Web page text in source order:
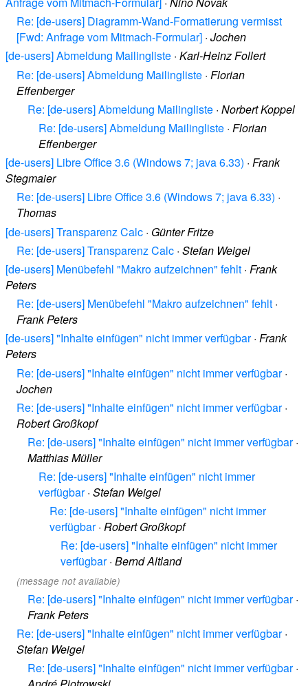
Re: [de-users] Diagramm-Wand-Formatierung vermisst
[Fwd: Anfrage vom Mitmach-Formular] · Jochen
[de-users] Abmeldung Mailingliste · Karl-Heinz Follert
Re: [de-users] Abmeldung Mailingliste · Florian
Effenberger
Re: [de-users] Abmeldung Mailingliste · Norbert Koppel
Re: [de-users] Abmeldung Mailingliste · Florian
Effenberger
[de-users] Libre Office 3.6 (Windows 7; java 6.33) · Frank
Stegmaier
Re: [de-users] Libre Office 3.6 (Windows 7; java 6.33) ·
Thomas
[de-users] Transparenz Calc · Günter Fritze
Re: [de-users] Transparenz Calc · Stefan Weigel
[de-users] Menübefehl "Makro aufzeichnen" fehlt · Frank
Peters
Re: [de-users] Menübefehl "Makro aufzeichnen" fehlt ·
Frank Peters
[de-users] "Inhalte einfügen" nicht immer verfügbar· Frank
Peters
Re: [de-users] "Inhalte einfügen" nicht immer verfügbar·
Jochen
Re: [de-users] "Inhalte einfügen" nicht immer verfügbar·
Robert Großkopf
Re: [de-users] "Inhalte einfügen" nicht immer verfügbar·
Matthias Müller
Re: [de-users] "Inhalte einfügen" nicht immer
verfügbar· Stefan Weigel
Re: [de-users] "Inhalte einfügen" nicht immer
verfügbar· Robert Großkopf
Re: [de-users] "Inhalte einfügen" nicht immer
verfügbar· Bernd Altland
(message not available)
Re: [de-users] "Inhalte einfügen" nicht immer verfügbar·
Frank Peters
Re: [de-users] "Inhalte einfügen" nicht immer verfügbar·
Stefan Weigel
Re: [de-users] "Inhalte einfügen" nicht immer verfügbar·